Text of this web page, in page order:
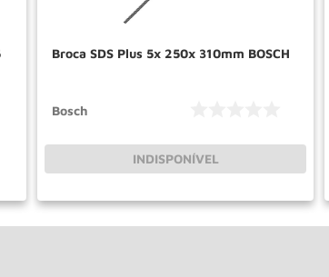
Broca SDS Plus 5x 250x 310mm BOSCH
Bosch
INDISPONÍVEL